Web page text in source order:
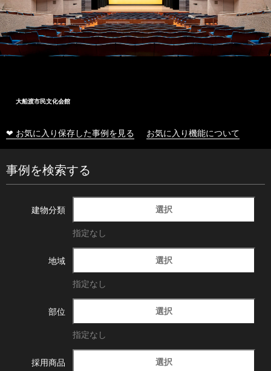
大船渡市民文化会館
❤ お気に入り保存した事例を見る お気に入り機能について
事例を検索する
建物分類 選択
指定なし
地域 選択
指定なし
部位 選択
指定なし
採用商品 選択